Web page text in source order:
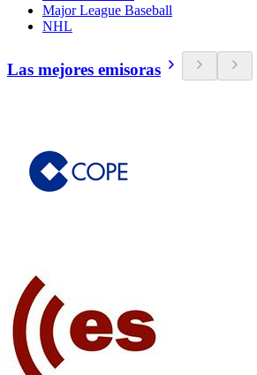
Major League Baseball
NHL
Las mejores emisoras